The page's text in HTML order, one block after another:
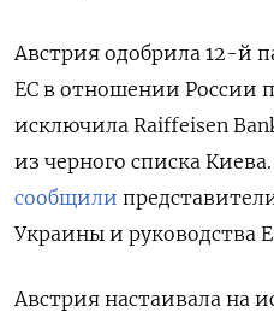
Австрия одобрила 12-й
ЕС в отношении России
исключила Raiffeisen
из черного списка
сообщили
Украины и руководства
Австрия настаивала на